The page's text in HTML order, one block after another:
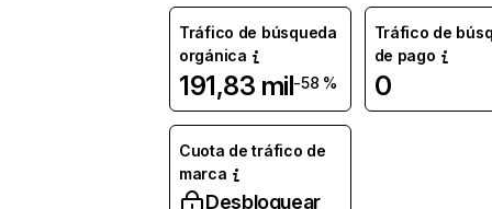
Tráfico de búsqueda
orgánica
191,83 mil-58 %
Tráfico de
de pago
0
Cuota de tráfico de
marca
Desbloquear